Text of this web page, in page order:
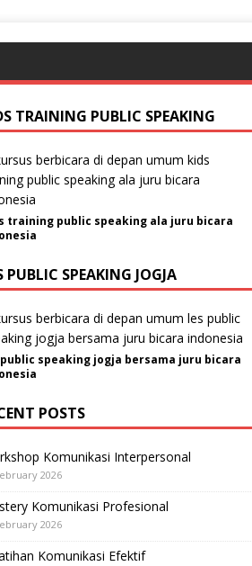
TRAINING PUBLIC SPEAKING
training public speaking ala juru bicara
PUBLIC SPEAKING JOGJA
speaking jogja bersama juru bicara
POSTS
Komunikasi Interpersonal
2026
Komunikasi Profesional
2026
Komunikasi Efektif